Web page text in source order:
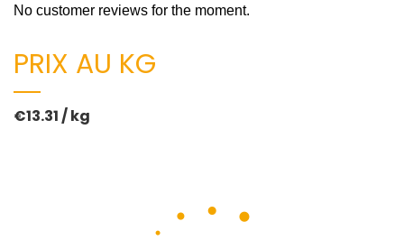
No customer reviews for the moment.
PRIX AU KG
€13.31 / kg